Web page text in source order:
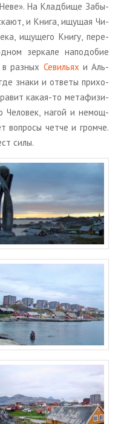
Неве». На Клад­би­ще За­бы­
и Книга, ищу­щая Чи­
ищу­ще­го Книгу, пе­ре­
зер­ка­ле на­по­до­бие
раз­ных Се­ви­льях и Аль-
знаки и от­ве­ты при­хо­
какая-то ме­та­фи­зи­
Че­ло­век, нагой и немощ­
во­про­сы четче и гром­че.
силы.